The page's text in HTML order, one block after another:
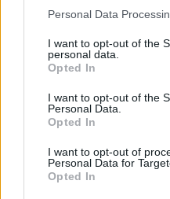
Personal Data
I want to opt-out of the
personal data.
Opted In
I want to opt-out of the
Personal Data.
Opted In
I want to opt-out of
Personal Data for
Opted In
Σοκαριστικές αποκαλύψεις
7 Αυγούστου, 2026
ΗΠΑ: Δασκάλα χορού
κακοποίηση δύο ανήλικων
Το Ελληνικό Μεσογειακό